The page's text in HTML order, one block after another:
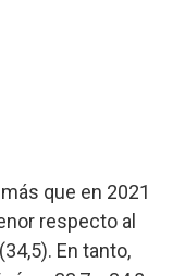
que en 2021
respecto al
En tanto,